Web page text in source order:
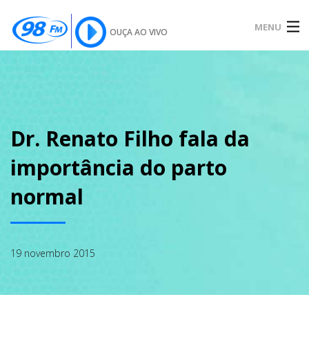
OUÇA AO VIVO MENU
SOBRE
NOTÍCIAS
Dr. Renato Filho fala da
importância do parto
normal
19 novembro 2015